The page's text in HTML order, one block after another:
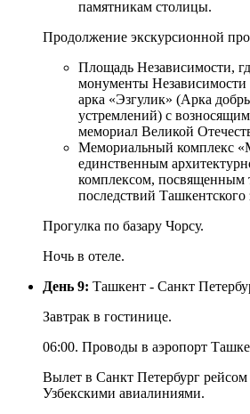
памятникам столицы.
Продолжение экскурсионной
Площадь Независимости,
монументы Независимости
арка «Эзгулик» (Арка
устремлений) с
мемориал Великой
Мемориальный комплекс
единственным
комплексом, посвященным
последствий Ташкентского
Прогулка по базару Чорсу.
Ночь в отеле.
День 9: Ташкент - Санкт
Завтрак в гостинице.
06:00. Проводы в аэропорт
Вылет в Санкт Петербург
Узбекскими авиалиниями.